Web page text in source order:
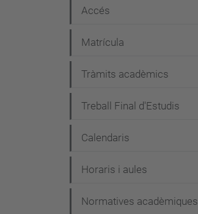
i
ó
Accés
Matrícula
Tràmits acadèmics
Treball Final d'Estudis
Calendaris
Horaris i aules
Normatives acadèmiques